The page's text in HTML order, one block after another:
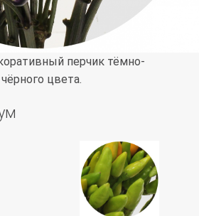
перчик тёмно-
цвета.